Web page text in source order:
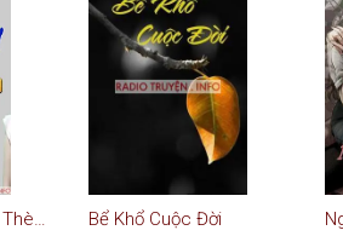
Trong Chán Ngoài Thèm Bể Khổ Cuộc Đời